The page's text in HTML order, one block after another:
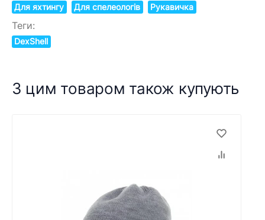
Для яхтингу
Для спелеологів Рукавичка
Теги:
DexShell
З цим товаром також купують